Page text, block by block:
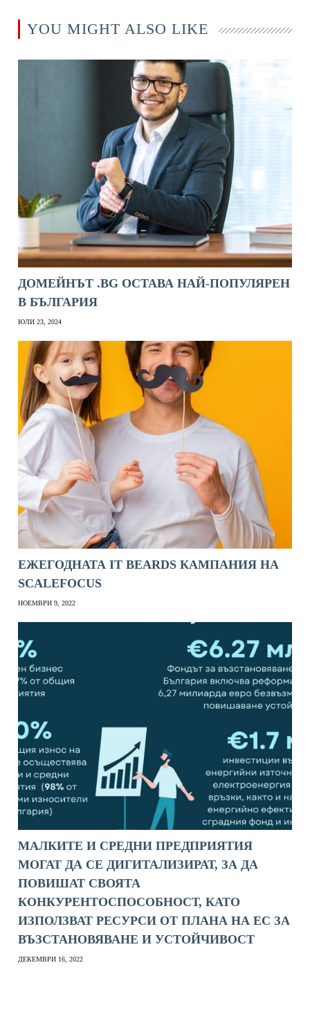
YOU MIGHT ALSO LIKE
ДОМЕЙНЪТ .BG ОСТАВА НАЙ-ПОПУЛЯРЕН
В БЪЛГАРИЯ
ЮЛИ 23, 2024
ЕЖЕГОДНАТА IT BEARDS КАМПАНИЯ НА
SCALEFOCUS
НОЕМВРИ 9, 2022
МАЛКИТЕ И СРЕДНИ ПРЕДПРИЯТИЯ
МОГАТ ДА СЕ ДИГИТАЛИЗИРАТ, ЗА ДА
ПОВИШАТ СВОЯТА
КОНКУРЕНТОСПОСОБНОСТ, КАТО
ИЗПОЛЗВАТ РЕСУРСИ ОТ ПЛАНА НА ЕС ЗА
ВЪЗСТАНОВЯВАНЕ И УСТОЙЧИВОСТ
ДЕКЕМВРИ 16, 2022